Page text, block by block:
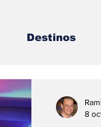
Destinos
8